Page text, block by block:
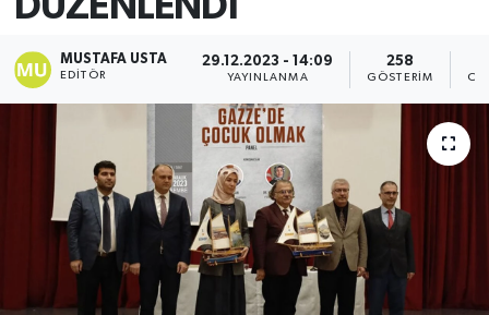
MUSTAFA USTA
EDITÖR
29.12.2023 - 14:09
YAYINLANMA
258
GÖSTERIM